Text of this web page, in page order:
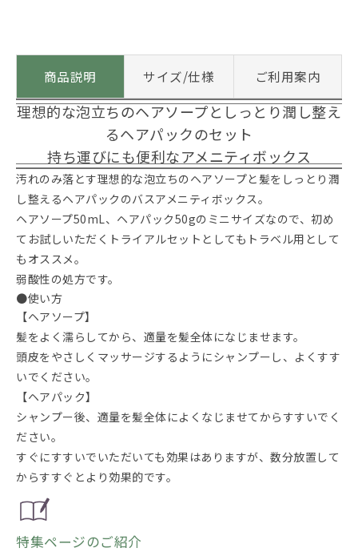
商品説明 サイズ/仕様 ご利用案内
理想的な泡立ちのヘアソープとしっとり潤し整え
るヘアパックのセット
持ち運びにも便利なアメニティボックス
汚れのみ落とす理想的な泡立ちのヘアソープと髪をしっとり潤
し整えるヘアパックのバスアメニティボックス。
ヘアソープ50mL、ヘアパック50gのミニサイズなので、初め
てお試しいただくトライアルセットとしてもトラベル用として
もオススメ。
弱酸性の処方です。
●使い方
【ヘアソープ】
髪をよく濡らしてから、適量を髪全体になじませます。
頭皮をやさしくマッサージするようにシャンプーし、よくすす
いでください。
【ヘアパック】
シャンプー後、適量を髪全体によくなじませてからすすいでく
ださい。
すぐにすすいでいただいても効果はありますが、数分放置して
からすすぐとより効果的です。
特集ページのご紹介